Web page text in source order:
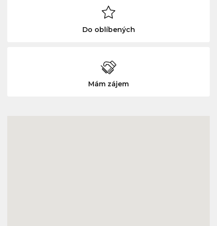
Do oblíbených
Mám zájem